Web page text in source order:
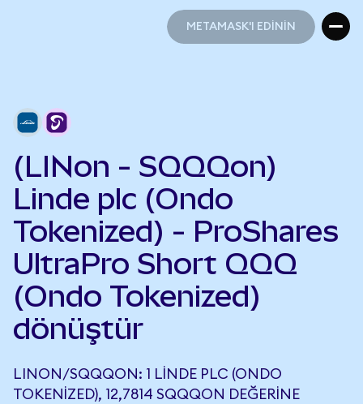
METAMASK'I EDİNİN
(LINon - SQQQon)
Linde plc (Ondo
Tokenized) - ProShares
UltraPro Short QQQ
(Ondo Tokenized)
dönüştür
LINON/SQQQON: 1 LINDE PLC (ONDO
TOKENIZED), 12,7814 SQQQON DEĞERINE